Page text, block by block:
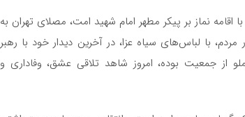
اقامه نماز بر پیکر مطهر امام شهید امت، مصلای تهران به
با لباس‌های سیاه عزا، در آخرین دیدار خود با رهبر
از جمعیت بوده، امروز شاهد تلاقی عشق، وفاداری و